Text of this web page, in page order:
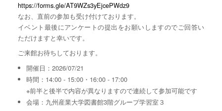
https://forms.gle/AT9WZs3yEjcePWdz9
なお、直前の参加も受け付けております。
イベント最後にアンケートの提出をお願いしますのでご回答い
ただけますと幸いです。
ご来館お待ちしております。
開催日：2026/07/21
時間：14:00 - 15:00・16:00 - 17:00
※前半と後半で内容が異なりますので連続して参加可能です
会場：九州産業大学図書館3階グループ学習室３